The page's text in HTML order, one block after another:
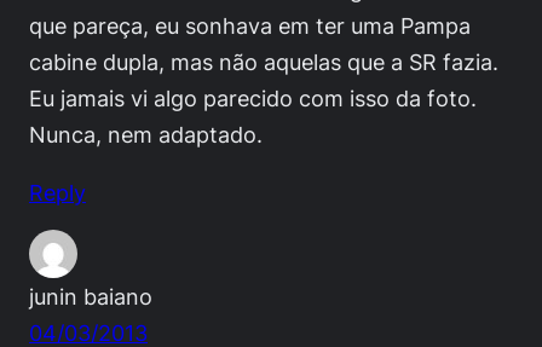
que pareça, eu sonhava em ter uma Pampa
cabine dupla, mas não aquelas que a SR fazia.
Eu jamais vi algo parecido com isso da foto.
Nunca, nem adaptado.
Reply
junin baiano
04/03/2013